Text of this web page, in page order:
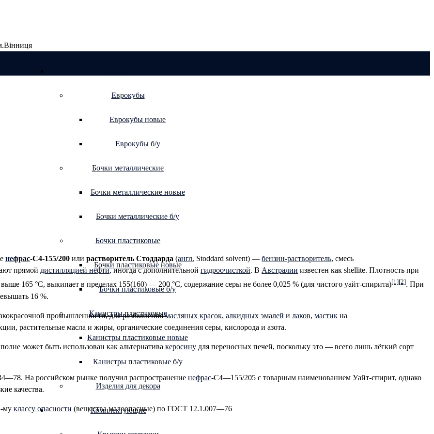
Еврокубы
Еврокубы новые
Еврокубы б/у
Бочки металлические
Бочки металлические новые
Бочки металлические б/у
Бочки пластиковые
Бочки пластиковые новые
Бочки пластиковые б/у
Канистры пластиковые
Канистры пластиковые новые
Канистры пластиковые б/у
Изделия для декора
Комплектующие
нефрас-С4-155/200 или растворитель Стоддарда (англ. Stoddard solvent) — бензин-растворитель, смесь
прямой дистилляцией нефти, иногда с дополнительной гидроочисткой. В Австралии известен как shellite. Плотность при
165 °С, выкипает в пределах 155(160) — 200 °С, содержание серы не более 0,025 % (для чистого уайт-спирита)[1][2]. При
16 %.
промышленности, для разбавлениямасляных красок, алкидных эмалей и лаков, мастик на
растительные масла и жиры, органические соединения серы, кислорода и азота.
может быть использован как альтернатива керосину для переносных печей, поскольку это — всего лишь лёгкий сорт
На российском рынке получил распространение нефрас-С4—155/205 с товарным наименованием Уайт-спирит, однако
качества.
му классу опасности (вещества малоопасные) по ГОСТ 12.1.007—76